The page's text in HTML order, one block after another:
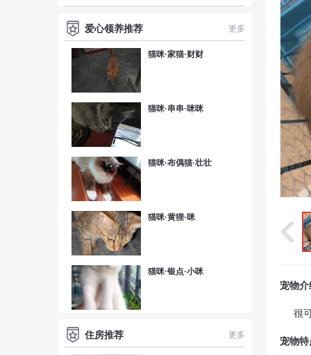
爱心领养推荐 更多
猫咪·家猫·财财
猫咪·串串·咪咪
猫咪·布偶猫·壮壮
猫咪·黄狸·咪
猫咪·银点·小咪
住房推荐 更多
宠物介
很
宠物特